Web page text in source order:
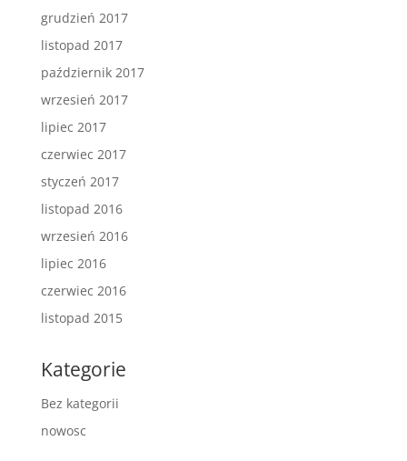
grudzień 2017
listopad 2017
październik 2017
wrzesień 2017
lipiec 2017
czerwiec 2017
styczeń 2017
listopad 2016
wrzesień 2016
lipiec 2016
czerwiec 2016
listopad 2015
Kategorie
Bez kategorii
nowosc